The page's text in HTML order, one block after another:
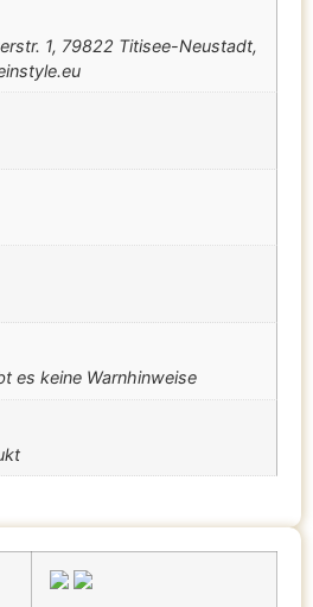
1, 79822 Titisee-Neustadt,
es keine Warnhinweise